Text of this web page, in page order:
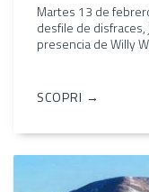
Martes 13 de
desfile de
presencia de Willy
SCOPRI →